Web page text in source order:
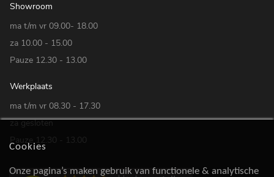
Showroom
ma t/m vr 09.00- 18.00
za 10.00 - 15.00
Pauze 12.30 - 13.00
Werkplaats
ma t/m vr 08.30 - 17.30
za gesloten
Pauze 12.30 - 13.00
Cookies
Onze pagina’s maken gebruik van functionele & analytische